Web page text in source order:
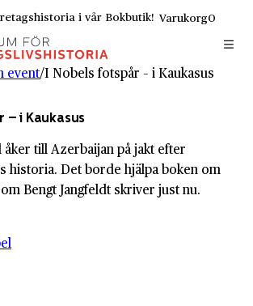
i vår Bokbutik! Varukorg0
event/I Nobels fotspår – i Kaukasus
– i Kaukasus
åker till Azerbaijan på jakt efter
historia. Det borde hjälpa boken om
Bengt Jangfeldt skriver just nu.